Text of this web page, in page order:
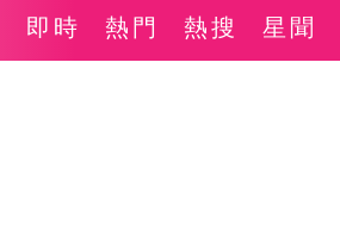
即時 熱門 熱搜 星聞